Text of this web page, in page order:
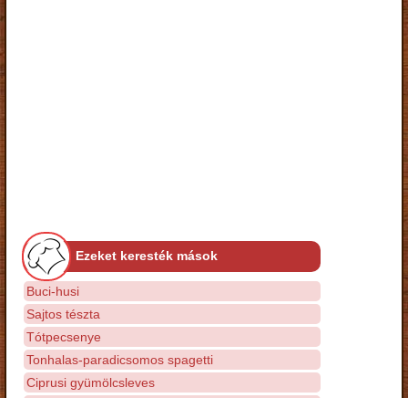
Ezeket keresték mások
Buci-husi
Sajtos tészta
Tótpecsenye
Tonhalas-paradicsomos spagetti
Ciprusi gyümölcsleves